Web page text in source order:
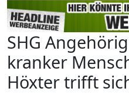
SHG
kranker
Höxter trifft